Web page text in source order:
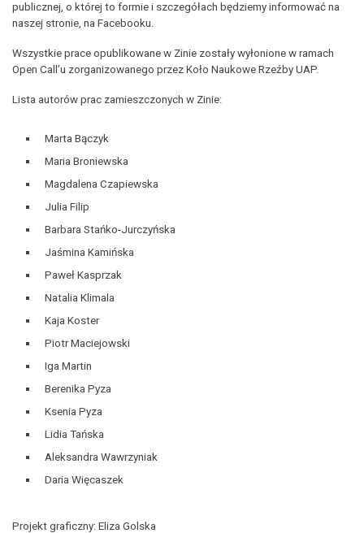
publicznej, o której to formie i szczegółach będziemy informować na
naszej stronie, na Facebooku.
Wszystkie prace opublikowane w Zinie zostały wyłonione w ramach
Open Call’u zorganizowanego przez Koło Naukowe Rzeźby UAP.
Lista autorów prac zamieszczonych w Zinie:
Marta Bączyk
Maria Broniewska
Magdalena Czapiewska
Julia Filip
Barbara Stańko-Jurczyńska
Jaśmina Kamińska
Paweł Kasprzak
Natalia Klimala
Kaja Koster
Piotr Maciejowski
Iga Martin
Berenika Pyza
Ksenia Pyza
Lidia Tańska
Aleksandra Wawrzyniak
Daria Więcaszek
Projekt graficzny: Eliza Golska